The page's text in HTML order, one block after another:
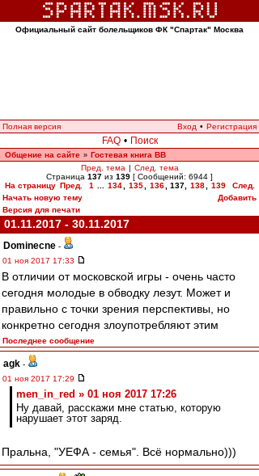
Официальный сайт болельщиков ФК "Спартак" Москва
Полная версия Вход • Регистрация
FAQ • Поиск
Общение на сайте » Гостевая книга ВВ
Пред. тема | След. тема
Страница 137 из 139 [ Сообщений: 6944 ]
На страницу Пред. 1 134 135 136 137, 138 139
След.
Начать новую тему
Добавить
Версия для печати
01.11.2017 - 30.11.2017
Dominecne -
01 ноя 2017 17:33
В отличии от московской игры - очень часто
сегодня молодые в обводку лезут. Может и
правильно с точки зрения перспективы, но
конкретно сегодня злоупотребляют этим
Последнее сообщение
agk -
01 ноя 2017 17:29
men_in_red » 01 ноя 2017 17:26
Ну давай, расскажи мне статью, которую
нарушает этот заряд.
Пральна, "УЕФА - семья". Всё нормально)))